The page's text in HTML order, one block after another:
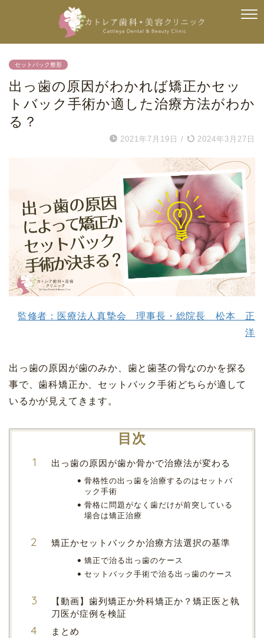
セットバック整形
出っ歯の原因がわかれば矯正かセッ
トバック手術か適した治療方法がわか
る？
2021年7月19日 / 2024年3月27日
監修者：医療法人真摯会 理事長・総院長 松本 正
洋
出っ歯の原因が歯のみか、歯と歯茎の骨なのかを探る
事で、歯科矯正か、セットバック手術どちらが適して
いるかが見えてきます。
目次
出っ歯の原因が歯か骨かで治療法が変わる
骨格性の出っ歯を治療するのはセットバ
ック手術
骨格に問題がなく歯だけが前突している
場合は矯正治療
矯正かセットバックか治療方法選択の基準
矯正で治る出っ歯のケース
セットバック手術で治る出っ歯のケース
【動画】歯列矯正か外科矯正か？矯正医と執
刀医が症例を検証
まとめ